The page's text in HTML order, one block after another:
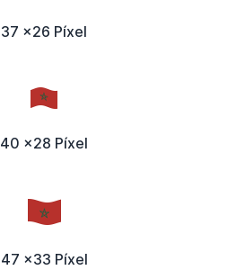
37 x26 Píxel
40 x28 Píxel
47 x33 Píxel